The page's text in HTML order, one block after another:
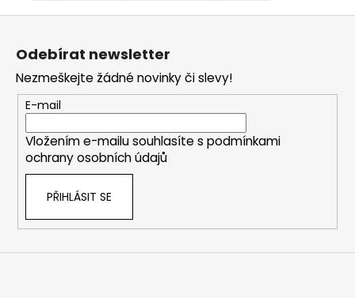
Z
Odebírat newsletter
Nezmeškejte žádné novinky či slevy!
E-mail
Vložením e-mailu souhlasíte s podmínkami
ochrany osobních údajů
PŘIHLÁSIT SE